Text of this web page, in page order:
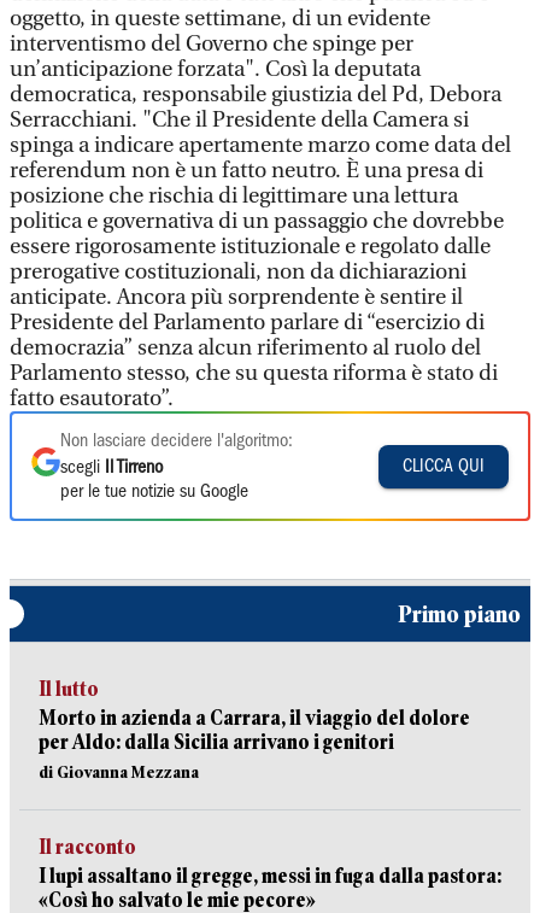
oggetto, in queste settimane, di un evidente
interventismo del Governo che spinge per
un’anticipazione forzata". Così la deputata
democratica, responsabile giustizia del Pd, Debora
Serracchiani. "Che il Presidente della Camera si
spinga a indicare apertamente marzo come data del
referendum non è un fatto neutro. È una presa di
posizione che rischia di legittimare una lettura
politica e governativa di un passaggio che dovrebbe
essere rigorosamente istituzionale e regolato dalle
prerogative costituzionali, non da dichiarazioni
anticipate. Ancora più sorprendente è sentire il
Presidente del Parlamento parlare di “esercizio di
democrazia” senza alcun riferimento al ruolo del
Parlamento stesso, che su questa riforma è stato di
fatto esautorato”.
Non lasciare decidere l'algoritmo:
scegli
Il Tirreno
per le tue notizie su Google
CLICCA QUI
Primo piano
Il lutto
Morto in azienda a Carrara, il viaggio del dolore
per Aldo: dalla Sicilia arrivano i genitori
di Giovanna Mezzana
Il racconto
I lupi assaltano il gregge, messi in fuga dalla pastora:
«Così ho salvato le mie pecore»